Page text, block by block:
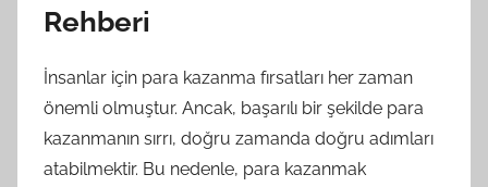
Rehberi
İnsanlar için para kazanma fırsatları her zaman
önemli olmuştur. Ancak, başarılı bir şekilde para
kazanmanın sırrı, doğru zamanda doğru adımları
atabilmektir. Bu nedenle, para kazanmak